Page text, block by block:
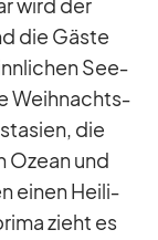
wird der
die Gäste
See­
Weih­nachts­
die
Ozean und
ei­nen Hei­li­
zieht es